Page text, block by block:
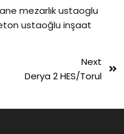
mezarlıkustaoglu
ustaoğlu inşaat
Next
Derya 2 HES/Torul